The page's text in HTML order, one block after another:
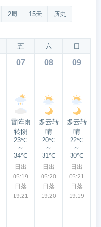
2周 15天 历史
五 六 日
07
雷阵雨
转阴
23℃
～
34℃
日出
05:19
日落
19:21
08
多云转
晴
20℃
～
31℃
日出
05:20
日落
19:20
09
多云转
晴
22℃
～
30℃
日出
05:21
日落
19:19